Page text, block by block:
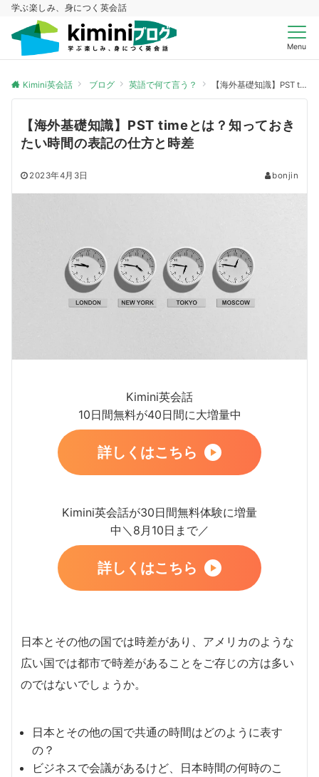
学ぶ楽しみ、身につく英会話
Menu
Kimini英会話 ブログ 英語で何て言う？ 【海外基礎知識】PST timeとは？知っておきたい時間の表記の仕方と時差
【海外基礎知識】PST timeとは？知っておき
たい時間の表記の仕方と時差
2023年4月3日 bonjin
Kimini英会話
10日間無料が40日間に大増量中
詳しくはこちら
Kimini英会話が30日間無料体験に増量
中＼8月10日まで／
詳しくはこちら
日本とその他の国では時差があり、アメリカのような
広い国では都市で時差があることをご存じの方は多い
のではないでしょうか。
日本とその他の国で共通の時間はどのように表す
の？
ビジネスで会議があるけど、日本時間の何時のこ